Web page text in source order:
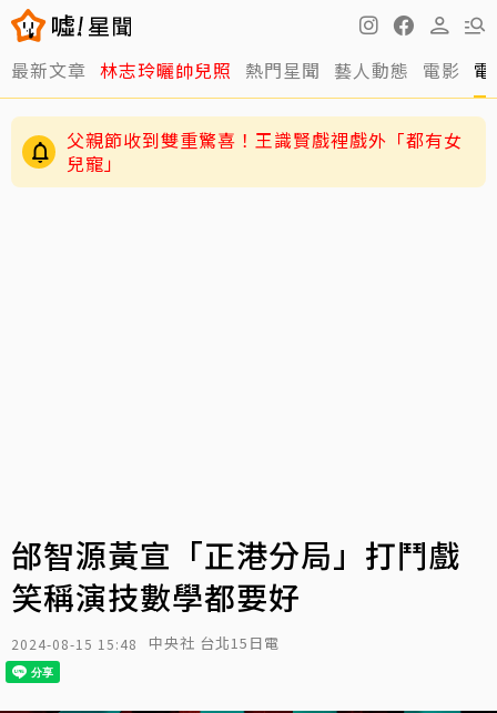
最新文章 林志玲曬帥兒照 熱門星聞 藝人動態 電影
父親節收到雙重驚喜！王識賢戲裡戲外「都有女
兒寵」
邰智源黃宣「正港分局」打鬥戲
笑稱演技數學都要好
2024-08-15 15:48 中央社 台北15日電